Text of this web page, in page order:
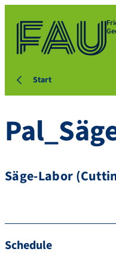
Start
Säge-Labor
Schedule